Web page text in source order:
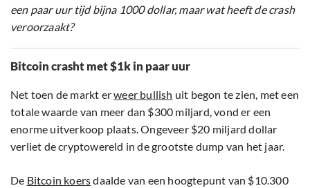
een paar uur tijd bijna 1000 dollar, maar wat heeft de crash
veroorzaakt?
Bitcoin crasht met $1k in paar uur
Net toen de markt erweer bullish uit begon te zien, met een
totale waarde van meer dan $300 miljard, vond er een
enorme uitverkoop plaats. Ongeveer $20 miljard dollar
verliet de cryptowereld in de grootste dump van het jaar.
De Bitcoin koersdaalde van een hoogtepunt van $10.300